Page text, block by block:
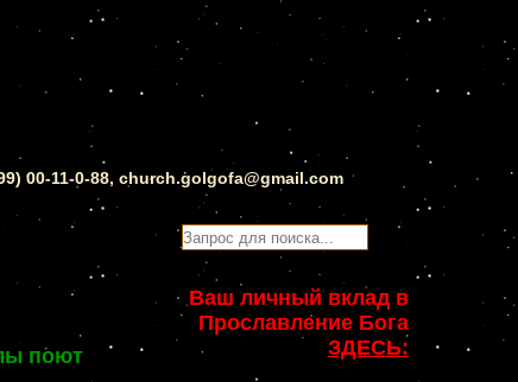
00-11-0-88, church.golgofa@gmail.com
поют
Ваш личный вклад в
Прославление Бога
ЗДЕСЬ: